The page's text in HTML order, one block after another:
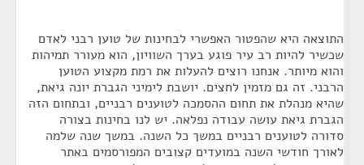
התוצאה היא שהפטור האפשרי לבחינות של טוען רבני לאדם
שכשיר להיות רב עיר פוגע בערך השוויון, הוא מעורר תמיהות
והוא מיותר. אנחנו רוצים להעלות את רמת מקצוע הטוען
הרבני. זה גם מזמין לחצים. יושבת לימיני הגברת יונה גיאת,
שהיא מנהלת את תחום ההסמכה לטוענים רבניים, ובתחום הזה
הגברת גיאת עושה עבודה נפלאה. יש לנו בחינות בצורה
סדורה לטוענים רבניים במשך כל השנה. במשך שנה שלמה
לאורך חודשי השנה במועדים קצובים המפורסמים באתר